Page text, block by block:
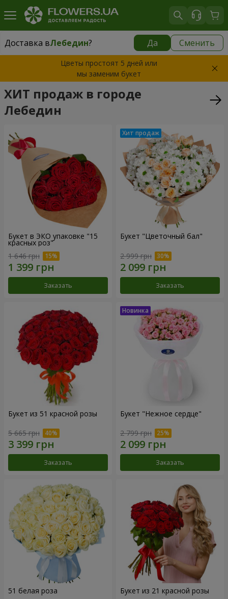
Доставка вЛебедин? Да Сменить
Доставка вЛебедин|
Цветы простоят 5 дней или
мы заменим букет
ХИТ продаж в городе
Лебедин
Букет в ЭКО упаковке "15
красных роз"
1 646 грн
Заказать
Букет "Цветочный бал"
2 999 грн
Заказать
Букет из 51 красной розы
5 665 грн
Заказать
Букет "Нежное сердце"
2 799 грн
Заказать
51 белая роза Букет из 21 красной розы